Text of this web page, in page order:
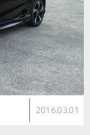
2016.03.01